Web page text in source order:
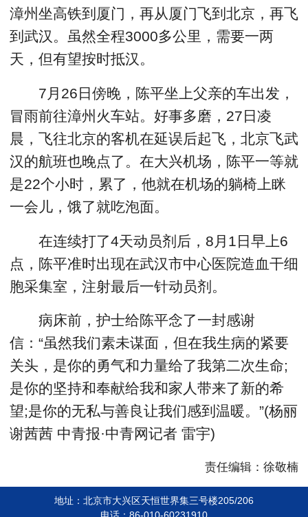
漳州坐高铁到厦门，再从厦门飞到北京，再飞
到武汉。虽然全程3000多公里，需要一两
天，但有望按时抵汉。
7月26日傍晚，陈平坐上父亲的车出发，
冒雨前往漳州火车站。好事多磨，27日凌
晨，飞往北京的客机在延误后起飞，北京飞武
汉的航班也晚点了。在大兴机场，陈平一等就
是22个小时，累了，他就在机场的躺椅上眯
一会儿，饿了就吃泡面。
在连续打了4天动员剂后，8月1日早上6
点，陈平准时出现在武汉市中心医院造血干细
胞采集室，注射最后一针动员剂。
病床前，护士给陈平念了一封感谢
信：“虽然我们素未谋面，但在我生病的紧要
关头，是你的勇气和力量给了我第二次生命;
是你的坚持和奉献给我和家人带来了新的希
望;是你的无私与善良让我们感到温暖。”(杨丽
谢茜茜 中青报·中青网记者 雷宇)
责任编辑：徐敬楠
地址：北京市大兴区天恒世界集三号楼205/206